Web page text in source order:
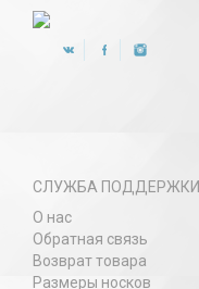
СЛУЖБА ПОДДЕРЖКИ
О нас
Обратная связь
Возврат товара
Размеры носков